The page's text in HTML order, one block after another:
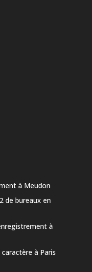
à Meudon
de bureaux en
à
à Paris